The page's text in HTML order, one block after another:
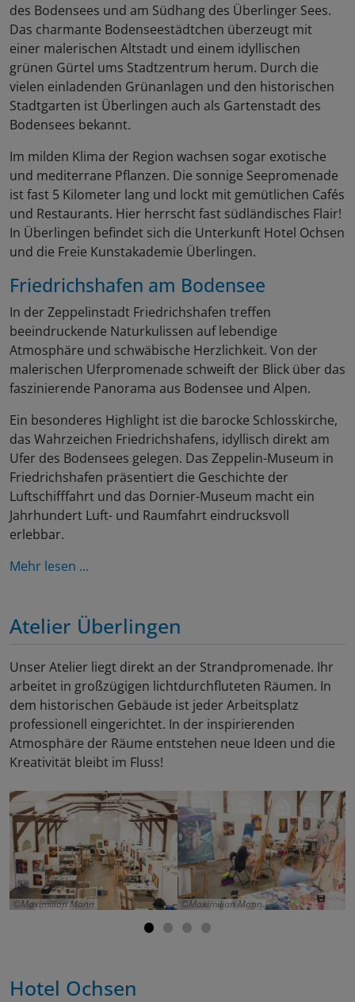
des Bodensees und am Südhang des Überlinger Sees.
Das charmante Bodenseestädtchen überzeugt mit
einer malerischen Altstadt und einem idyllischen
grünen Gürtel ums Stadtzentrum herum. Durch die
vielen einladenden Grünanlagen und den historischen
Stadtgarten ist Überlingen auch als Gartenstadt des
Bodensees bekannt.
Im milden Klima der Region wachsen sogar exotische
und mediterrane Pflanzen. Die sonnige Seepromenade
ist fast 5 Kilometer lang und lockt mit gemütlichen Cafés
und Restaurants. Hier herrscht fast südländisches Flair!
In Überlingen befindet sich die Unterkunft Hotel Ochsen
und die Freie Kunstakademie Überlingen.
Friedrichshafen am Bodensee
In der Zeppelinstadt Friedrichshafen treffen
beeindruckende Naturkulissen auf lebendige
Atmosphäre und schwäbische Herzlichkeit. Von der
malerischen Uferpromenade schweift der Blick über das
faszinierende Panorama aus Bodensee und Alpen.
Ein besonderes Highlight ist die barocke Schlosskirche,
das Wahrzeichen Friedrichshafens, idyllisch direkt am
Ufer des Bodensees gelegen. Das Zeppelin-Museum in
Friedrichshafen präsentiert die Geschichte der
Luftschifffahrt und das Dornier-Museum macht ein
Jahrhundert Luft- und Raumfahrt eindrucksvoll
erlebbar.
Mehr lesen ...
Atelier Überlingen
Unser Atelier liegt direkt an der Strandpromenade. Ihr
arbeitet in großzügigen lichtdurchfluteten Räumen. In
dem historischen Gebäude ist jeder Arbeitsplatz
professionell eingerichtet. In der inspirierenden
Atmosphäre der Räume entstehen neue Ideen und die
Kreativität bleibt im Fluss!
Maximilian Mann Maximilian Mann
Hotel Ochsen